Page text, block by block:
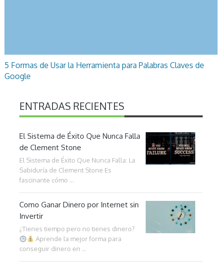
5 Formas de Usar la Herramienta para Palabras Claves de
Google
ENTRADAS RECIENTES
El Sistema de Éxito Que Nunca Falla
de Clement Stone
El Sistema de Éxito Que Nunca Falla: La
Sabiduría de Clement Stone Es
fascinante cómo …
Como Ganar Dinero por Internet sin
Invertir
¿Tienes tiempo pero no tienes dinero?
Aprende la mejor forma para
conseguir dinero en …